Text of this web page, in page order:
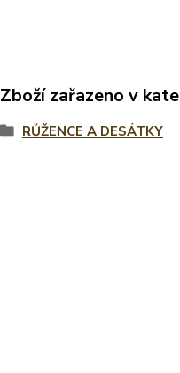
Zboží zařazeno v
RŮŽENCE A DESÁTKY